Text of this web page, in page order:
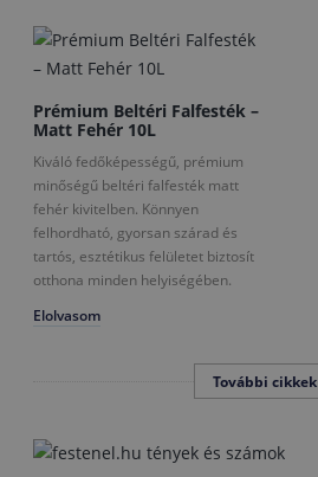
Prémium Beltéri Falfesték –
Matt Fehér 10L
Kiváló fedőképességű, prémium
minőségű beltéri falfesték matt
fehér kivitelben. Könnyen
felhordható, gyorsan szárad és
tartós, esztétikus felületet biztosít
otthona minden helyiségében.
Elolvasom
További cikkek